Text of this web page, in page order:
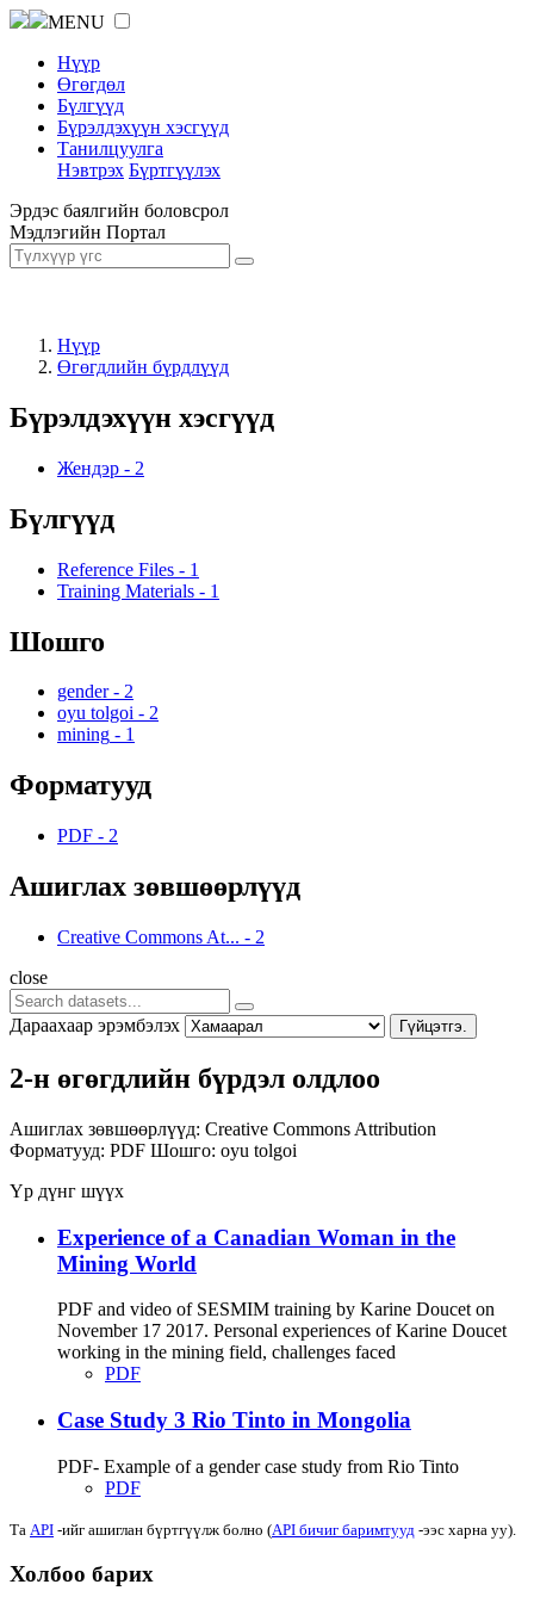
MENU
Нүүр
Өгөгдөл
Бүлгүүд
Бүрэлдэхүүн хэсгүүд
Танилцуулга
Нэвтрэх Бүртгүүлэх
Эрдэс баялгийн боловсрол
Мэдлэгийн Портал
Нүүр
Өгөгдлийн бүрдлүүд
Бүрэлдэхүүн хэсгүүд
Жендэр - 2
Бүлгүүд
Reference Files - 1
Training Materials - 1
Шошго
gender - 2
oyu tolgoi - 2
mining - 1
Форматууд
PDF - 2
Ашиглах зөвшөөрлүүд
Creative Commons At... - 2
close
Дараахаар эрэмбэлэх Гүйцэтгэ.
2-н өгөгдлийн бүрдэл олдлоо
Ашиглах зөвшөөрлүүд: Creative Commons Attribution
Форматууд: PDF Шошго: oyu tolgoi
Үр дүнг шүүх
Experience of a Canadian Woman in the
Mining World
PDF and video of SESMIM training by Karine Doucet on
November 17 2017. Personal experiences of Karine Doucet
working in the mining field, challenges faced
PDF
Case Study 3 Rio Tinto in Mongolia
PDF- Example of a gender case study from Rio Tinto
PDF
Та API -ийг ашиглан бүртгүүлж болно (API бичиг баримтууд -ээс харна уу).
Холбоо барих